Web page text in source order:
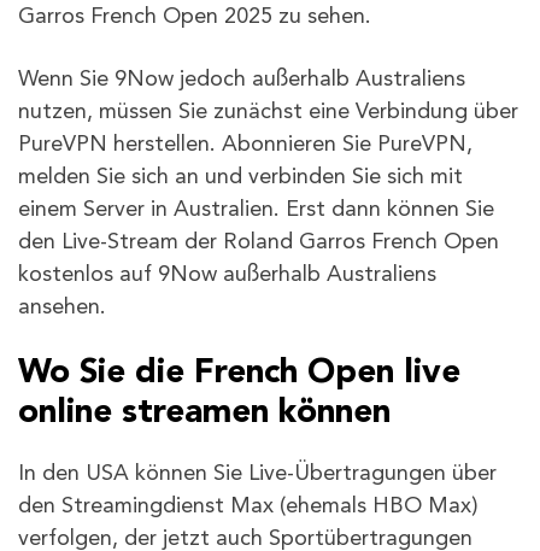
Garros French Open 2025 zu sehen.
Wenn Sie 9Now jedoch außerhalb Australiens
nutzen, müssen Sie zunächst eine Verbindung über
PureVPN herstellen. Abonnieren Sie PureVPN,
melden Sie sich an und verbinden Sie sich mit
einem Server in Australien. Erst dann können Sie
den Live-Stream der Roland Garros French Open
kostenlos auf 9Now außerhalb Australiens
ansehen.
Wo Sie die French Open live
online streamen können
In den USA können Sie Live-Übertragungen über
den Streamingdienst Max (ehemals HBO Max)
verfolgen, der jetzt auch Sportübertragungen